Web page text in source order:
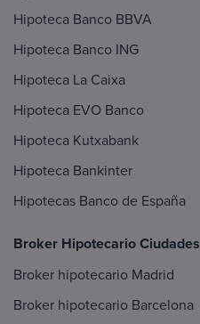
Hipoteca Banco BBVA
Hipoteca Banco ING
Hipoteca La Caixa
Hipoteca EVO Banco
Hipoteca Kutxabank
Hipoteca Bankinter
Hipotecas Banco de España
Broker Hipotecario Ciudades
Broker hipotecario Madrid
Broker hipotecario Barcelona